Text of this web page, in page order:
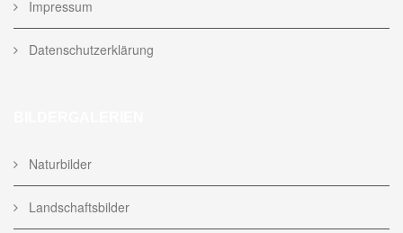
Impressum
Datenschutzerklärung
Naturbilder
Landschaftsbilder